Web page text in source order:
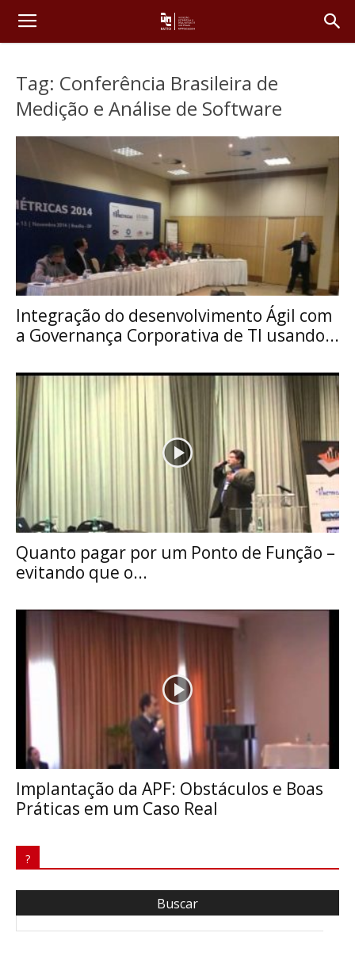
Tag: Conferência Brasileira de
Medição e Análise de Software
Integração do desenvolvimento Ágil com
a Governança Corporativa de TI usando...
Quanto pagar por um Ponto de Função –
evitando que o...
Implantação da APF: Obstáculos e Boas
Práticas em um Caso Real
?